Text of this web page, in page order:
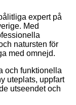
expert på
Med
natursten för
med omnejd.
och funktionella
uteplats, uppfart
utseendet och